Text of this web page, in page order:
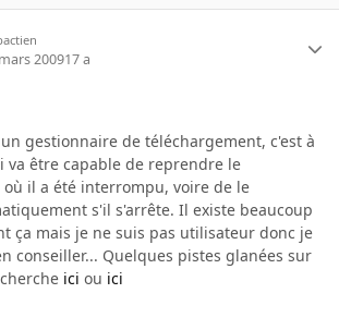
200917 a
gestionnaire de téléchargement, c'est à
être capable de reprendre le
il a été interrompu, voire de le
s'il s'arrête. Il existe beaucoup
ça mais je ne suis pas utilisateur donc je
conseiller... Quelques pistes glanées sur
ici ou ici